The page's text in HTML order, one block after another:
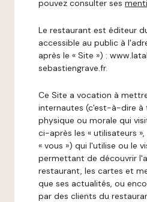
pouvez consulter ses
Le restaurant est éditeur
accessible au public à
après le « Site ») :
sebastiengrave.fr.
Ce Site a vocation à
internautes (c'est-à-dire à
physique ou morale qui
ci-après les « utilisateurs
« vous ») qui l'utilise ou le
permettant de découvrir
restaurant, les cartes et
que ses actualités, ou
par des clients du